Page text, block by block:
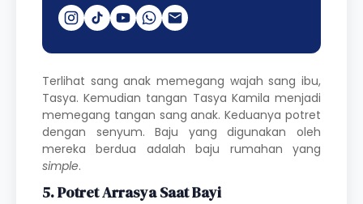
Terlihat sang anak memegang wajah sang ibu,
Tasya. Kemudian tangan Tasya Kamila menjadi
memegang tangan sang anak. Keduanya potret
dengan senyum. Baju yang digunakan oleh
mereka berdua adalah baju rumahan yang
simple.
5. Potret Arrasya Saat Bayi